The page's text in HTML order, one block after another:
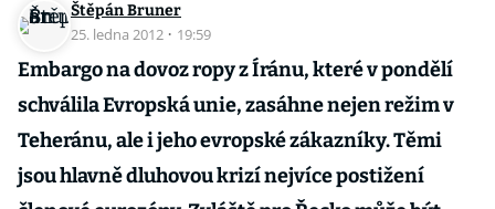
Štěpán Bruner
25. ledna 2012 · 19:59
Embargo na dovoz ropy z Íránu, které v pondělí
schválila Evropská unie, zasáhne nejen režim v
Teheránu, ale i jeho evropské zákazníky. Těmi
jsou hlavně dluhovou krizí nejvíce postižení